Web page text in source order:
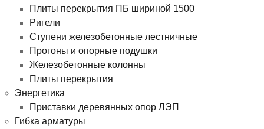
Плиты перекрытия ПБ шириной 1500
Ригели
Ступени железобетонные лестничные
Прогоны и опорные подушки
Железобетонные колонны
Плиты перекрытия
Энергетика
Приставки деревянных опор ЛЭП
Гибка арматуры